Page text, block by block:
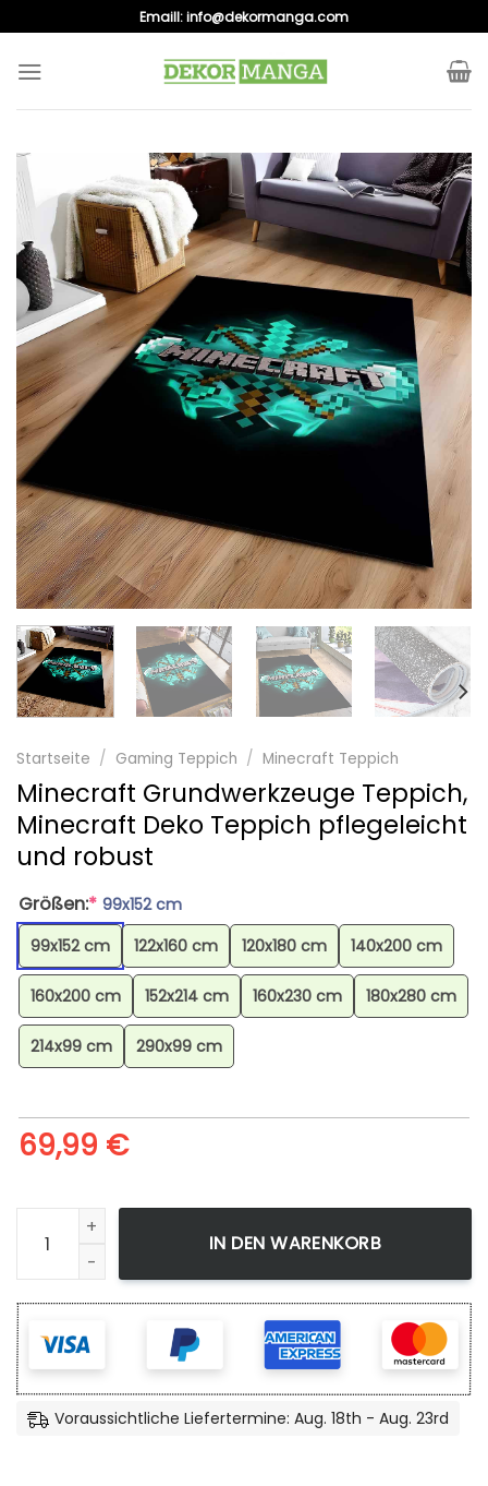
to
content
Emaill:info@dekormanga.com
Startseite / Gaming Teppich / Minecraft Teppich
Minecraft Grundwerkzeuge Teppich,
Minecraft Deko Teppich pflegeleicht
und robust
Größen:* 99x152 cm
99x152 cm
122x160 cm 120x180 cm 140x200 cm
160x200 cm 152x214 cm 160x230 cm 180x280 cm
214x99 cm 290x99 cm
69,99 €
Minecraft Grundwerkzeuge Teppich, Minecraft Deko
IN DEN WARENKORB
Voraussichtliche Liefertermine: Aug. 18th - Aug. 23rd